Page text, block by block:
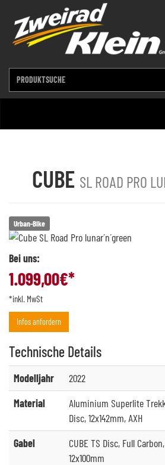
CUBE SL ROAD PRO
Urban-Bike
Bei uns:
1.099,00€*
*inkl. MwSt
Infos anfordern
Technische Details
Modelljahr
2022
Material
Aluminium Superlite
Disc, 12x142mm, AXH
Gabel
CUBE TS Disc, Full
12x100mm